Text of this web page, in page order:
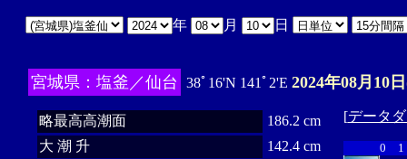
年 月 日
宮城県：塩釜／仙台 38ﾟ16'N 141ﾟ2'E 2024年08月10
略最高高潮面
186.2 cm
大 潮 升
142.4 cm
[データ
0 1